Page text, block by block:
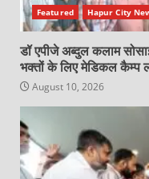
Featured Hapur City
डॉ एपीजे अब्दुल कलाम
भक्तों के लिए मेडिकल कैम्प
August 10, 2026